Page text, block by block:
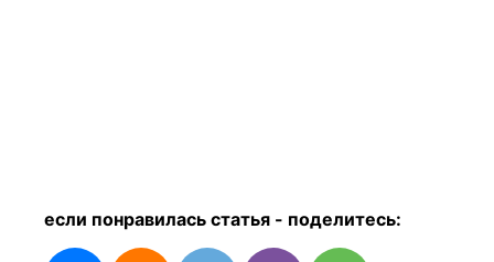
если понравилась статья - поделитесь: